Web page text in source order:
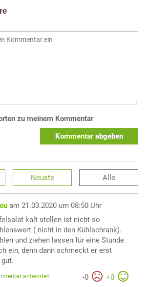
zu meinem Kommentar
Kommentar abgeben
Neuste Alle
am 21.03.2020 um 08:50 Uhr
kalt stellen ist nicht so
( nicht in den Kühlschrank).
und ziehen lassen für eine Stunde
ein, denn dann schmeckt er erst
-0 +0
antworten